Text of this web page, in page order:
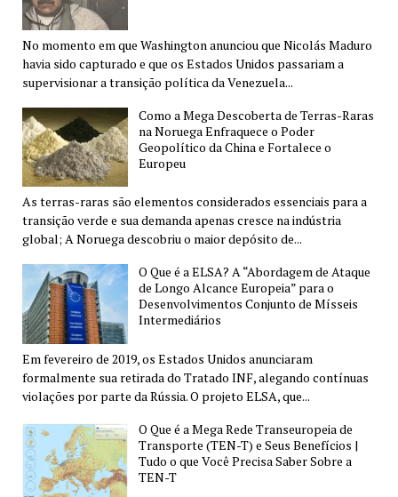
No momento em que Washington anunciou que Nicolás Maduro
havia sido capturado e que os Estados Unidos passariam a
supervisionar a transição política da Venezuela...
Como a Mega Descoberta de Terras-Raras
na Noruega Enfraquece o Poder
Geopolítico da China e Fortalece o
Europeu
As terras-raras são elementos considerados essenciais para a
transição verde e sua demanda apenas cresce na indústria
global; A Noruega descobriu o maior depósito de...
O Que é a ELSA? A “Abordagem de Ataque
de Longo Alcance Europeia” para o
Desenvolvimentos Conjunto de Mísseis
Intermediários
Em fevereiro de 2019, os Estados Unidos anunciaram
formalmente sua retirada do Tratado INF, alegando contínuas
violações por parte da Rússia. O projeto ELSA, que...
O Que é a Mega Rede Transeuropeia de
Transporte (TEN-T) e Seus Benefícios |
Tudo o que Você Precisa Saber Sobre a
TEN-T